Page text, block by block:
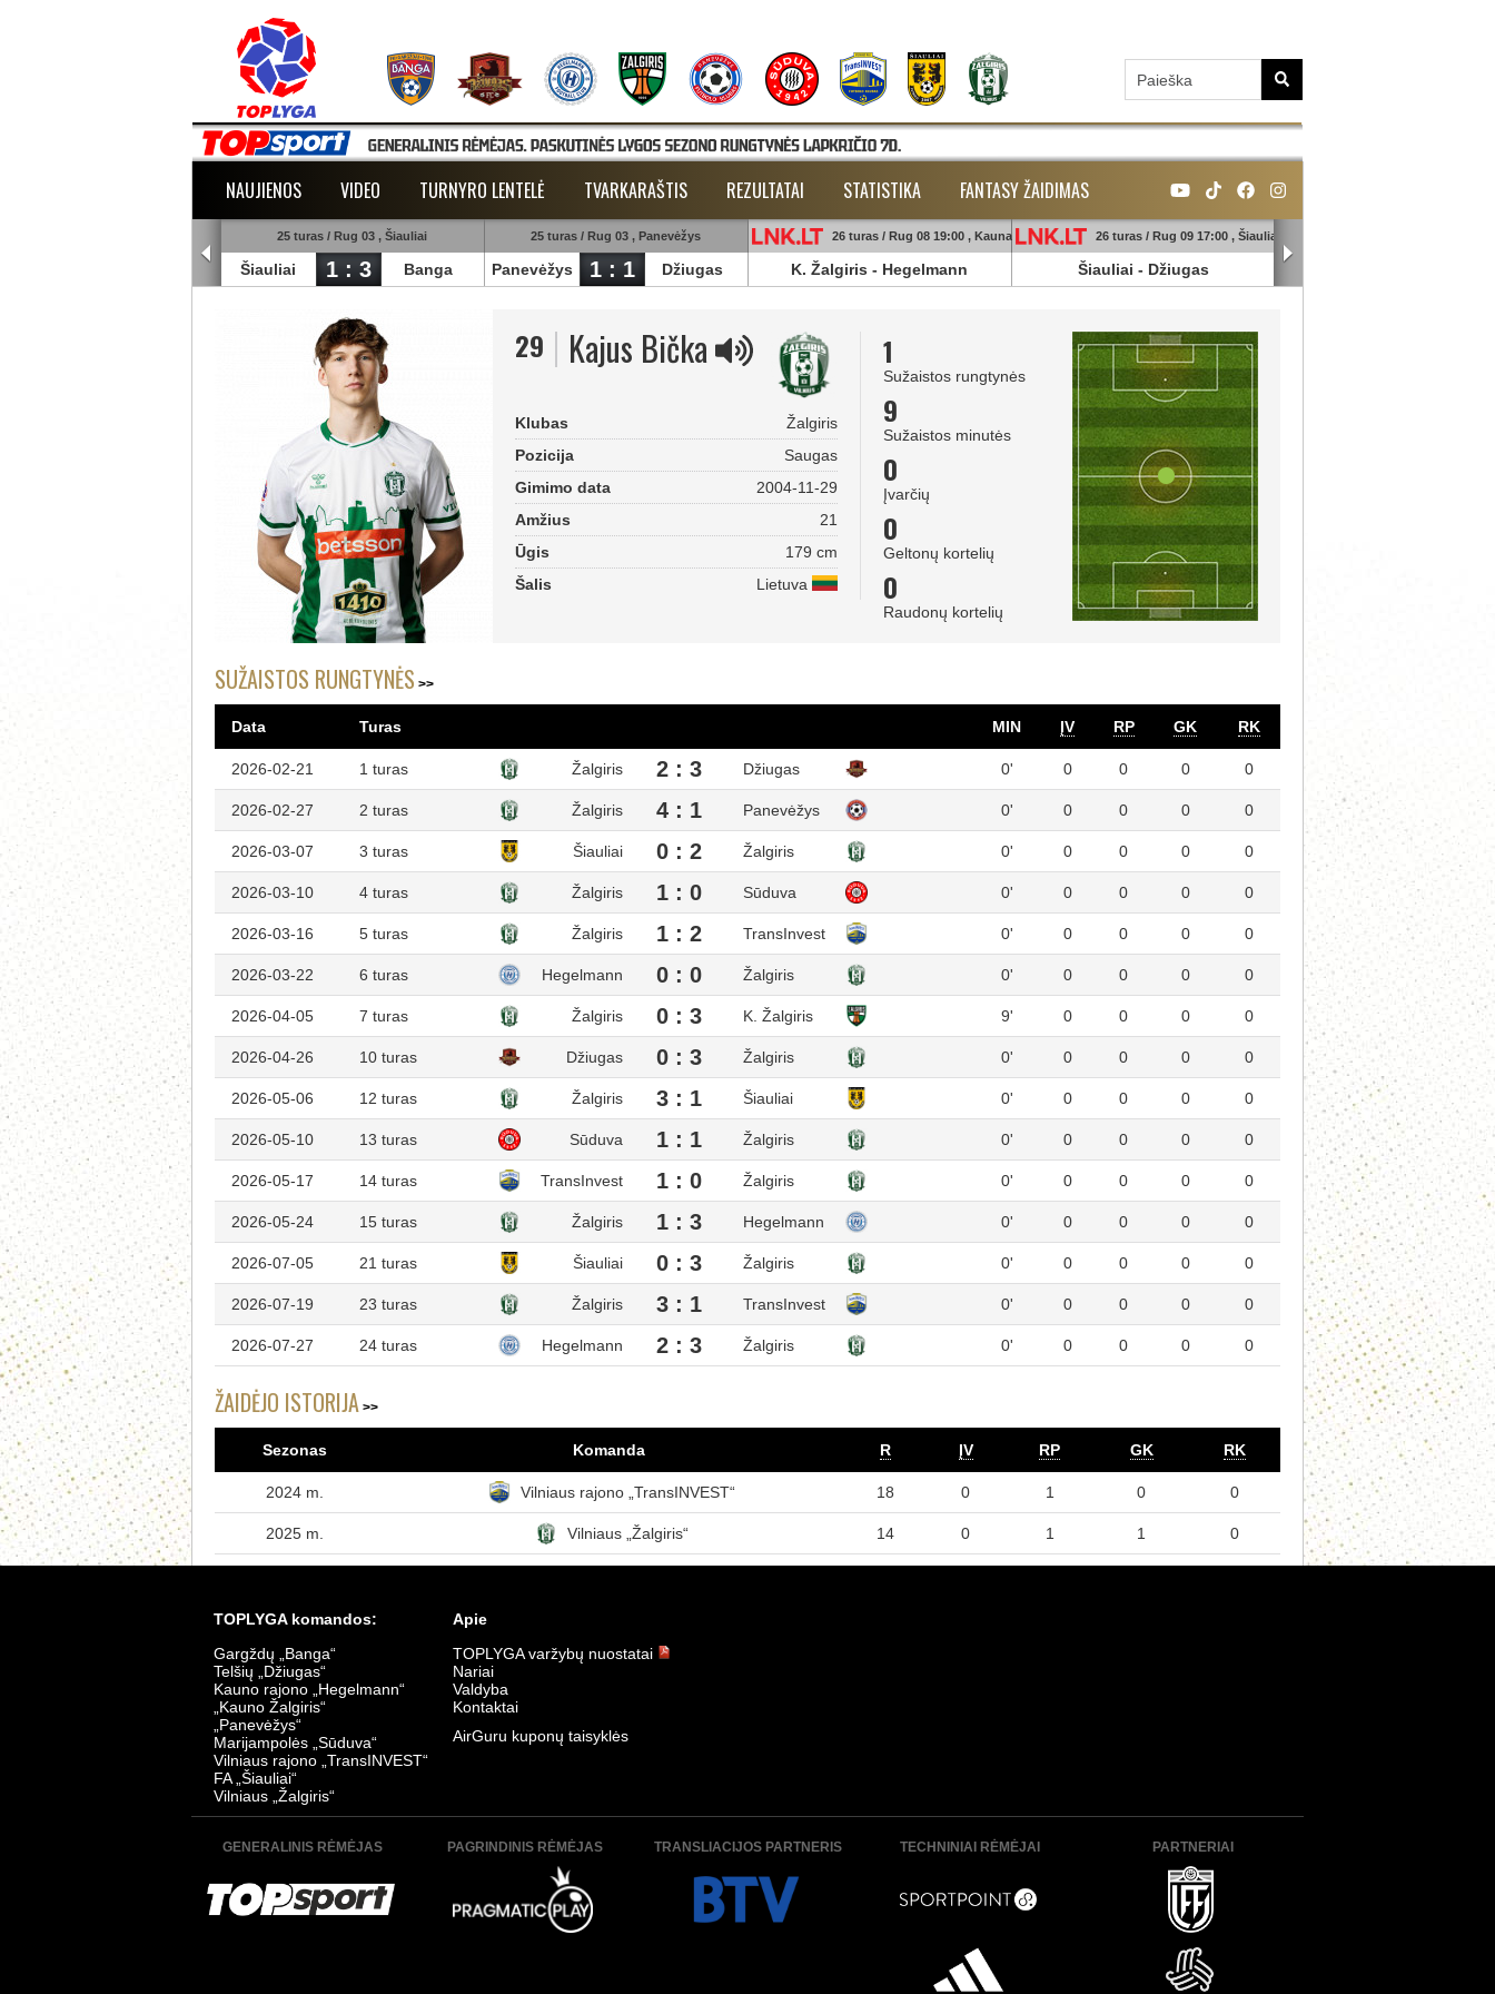
NAUJIENOS VIDEO TURNYRO LENTELĖ TVARKARAŠTIS REZULTATAI STATISTIKA FANTASY ŽAIDIMAS
25 turas / Rug 03 , Šiauliai
Šiauliai 1 : 3 Banga
25 turas / Rug 03 , Panevėžys
Panevėžys 1 : 1 Džiugas
26 turas / Rug 08 19:00 , Kaunas
K. Žalgiris - Hegelmann
26 turas / Rug 09 17:00 , Šiauliai
Šiauliai - Džiugas
29 Kajus Bička
Klubas
Žalgiris
Pozicija
Saugas
Gimimo data
2004-11-29
Amžius
21
Ūgis
179 cm
Šalis
Lietuva
1
Sužaistos rungtynės
9
Sužaistos minutės
0
Įvarčių
0
Geltonų kortelių
0
Raudonų kortelių
SUŽAISTOS RUNGTYNĖS
Data Turas MIN ĮV RP GK RK
2026-02-21 1 turas Žalgiris 2 : 3 Džiugas 0' 0 0 0 0
2026-02-27 2 turas Žalgiris 4 : 1 Panevėžys 0' 0 0 0 0
2026-03-07 3 turas Šiauliai 0 : 2 Žalgiris 0' 0 0 0 0
2026-03-10 4 turas Žalgiris 1 : 0 Sūduva 0' 0 0 0 0
2026-03-16 5 turas Žalgiris 1 : 2 TransInvest 0' 0 0 0 0
2026-03-22 6 turas Hegelmann 0 : 0 Žalgiris 0' 0 0 0 0
2026-04-05 7 turas Žalgiris 0 : 3 K. Žalgiris 9' 0 0 0 0
2026-04-26 10 turas Džiugas 0 : 3 Žalgiris 0' 0 0 0 0
2026-05-06 12 turas Žalgiris 3 : 1 Šiauliai 0' 0 0 0 0
2026-05-10 13 turas Sūduva 1 : 1 Žalgiris 0' 0 0 0 0
2026-05-17 14 turas TransInvest 1 : 0 Žalgiris 0' 0 0 0 0
2026-05-24 15 turas Žalgiris 1 : 3 Hegelmann 0' 0 0 0 0
2026-07-05 21 turas Šiauliai 0 : 3 Žalgiris 0' 0 0 0 0
2026-07-19 23 turas Žalgiris 3 : 1 TransInvest 0' 0 0 0 0
2026-07-27 24 turas Hegelmann 2 : 3 Žalgiris 0' 0 0 0 0
ŽAIDĖJO ISTORIJA
Sezonas Komanda R ĮV RP GK RK
2024 m. Vilniaus rajono „TransINVEST“ 18 0 1 0 0
2025 m. Vilniaus „Žalgiris“ 14 0 1 1 0
TOPLYGA komandos:
Gargždų „Banga“
Telšių „Džiugas“
Kauno rajono „Hegelmann“
„Kauno Žalgiris“
„Panevėžys“
Marijampolės „Sūduva“
Vilniaus rajono „TransINVEST“
FA „Šiauliai“
Vilniaus „Žalgiris“
Apie
TOPLYGA varžybų nuostatai
Nariai
Valdyba
Kontaktai
AirGuru kuponų taisyklės
GENERALINIS RĖMĖJAS PAGRINDINIS RĖMĖJAS TRANSLIACIJOS PARTNERIS TECHNINIAI RĖMĖJAI PARTNERIAI